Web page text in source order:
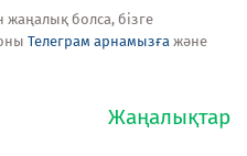
жаңалық болса, бізге
Телеграм арнамызға және